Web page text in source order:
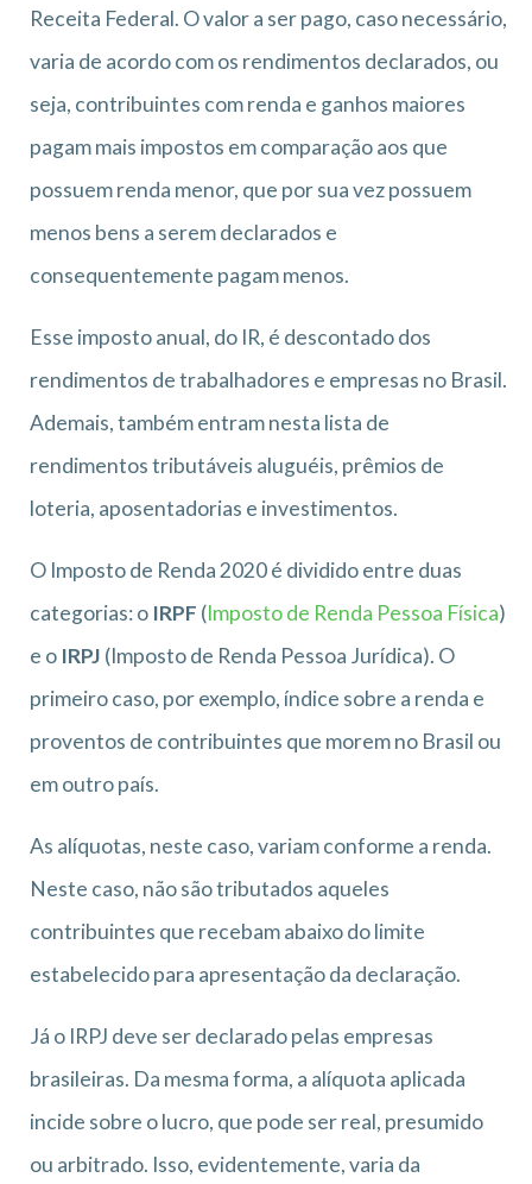
Receita Federal. O valor a ser pago, caso necessário,
varia de acordo com os rendimentos declarados, ou
seja, contribuintes com renda e ganhos maiores
pagam mais impostos em comparação aos que
possuem renda menor, que por sua vez possuem
menos bens a serem declarados e
consequentemente pagam menos.
Esse imposto anual, do IR, é descontado dos
rendimentos de trabalhadores e empresas no Brasil.
Ademais, também entram nesta lista de
rendimentos tributáveis aluguéis, prêmios de
loteria, aposentadorias e investimentos.
O Imposto de Renda 2020 é dividido entre duas
categorias: o IRPF (Imposto de Renda Pessoa Física)
e o IRPJ (Imposto de Renda Pessoa Jurídica). O
primeiro caso, por exemplo, índice sobre a renda e
proventos de contribuintes que morem no Brasil ou
em outro país.
As alíquotas, neste caso, variam conforme a renda.
Neste caso, não são tributados aqueles
contribuintes que recebam abaixo do limite
estabelecido para apresentação da declaração.
Já o IRPJ deve ser declarado pelas empresas
brasileiras. Da mesma forma, a alíquota aplicada
incide sobre o lucro, que pode ser real, presumido
ou arbitrado. Isso, evidentemente, varia da